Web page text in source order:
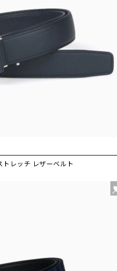
トレッチ レザーベルト